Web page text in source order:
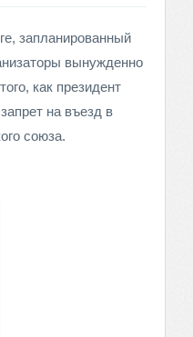
запланированный
вынужденно
как президент
на въезд в
союза.